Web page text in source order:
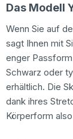
Das Modell
Wenn Sie auf
sagt Ihnen mit
enger
Schwarz oder
erhältlich. Die
dank ihres
Körperform